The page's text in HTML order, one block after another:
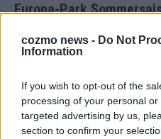
cozmo news - Do Not
Information
If you wish to opt-out of the
processing of your personal
targeted advertising by us,
section to confirm your
Europa-Park
Überblick
KOMMENTAR